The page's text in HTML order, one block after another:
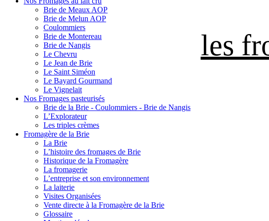
les
Brie de Meaux AOP
Brie de Melun AOP
Coulommiers
Brie de Montereau
Brie de Nangis
Le Chevru
Le Jean de Brie
Le Saint Siméon
Le Bayard Gourmand
Le Vignelait
Nos Fromages pasteurisés
Brie de la Brie - Coulommiers - Brie de Nangis
L’Explorateur
Les triples crèmes
Fromagère de la Brie
La Brie
L’histoire des fromages de Brie
Historique de la Fromagère
La fromagerie
L’entreprise et son environnement
La laiterie
Visites Organisées
Vente directe à la Fromagère de la Brie
Glossaire